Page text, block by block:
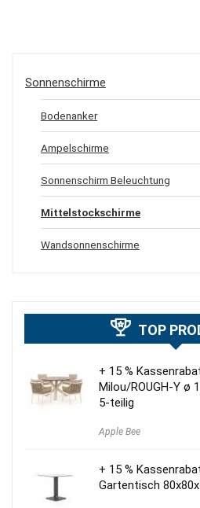
Sonnenschirme
Bodenanker
Ampelschirme
Sonnenschirm Beleuchtung
Mittelstockschirme
Wandsonnenschirme
TOP
+ 15 %
Milou/ROUGH-Y ø
5-teilig
Apple Bee
+ 15 %
Gartentisch